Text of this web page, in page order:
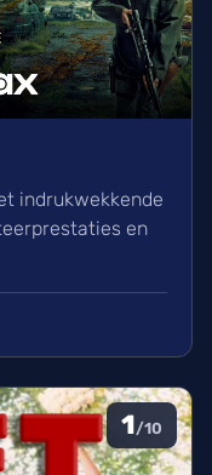
indrukwekkende
en
1/10